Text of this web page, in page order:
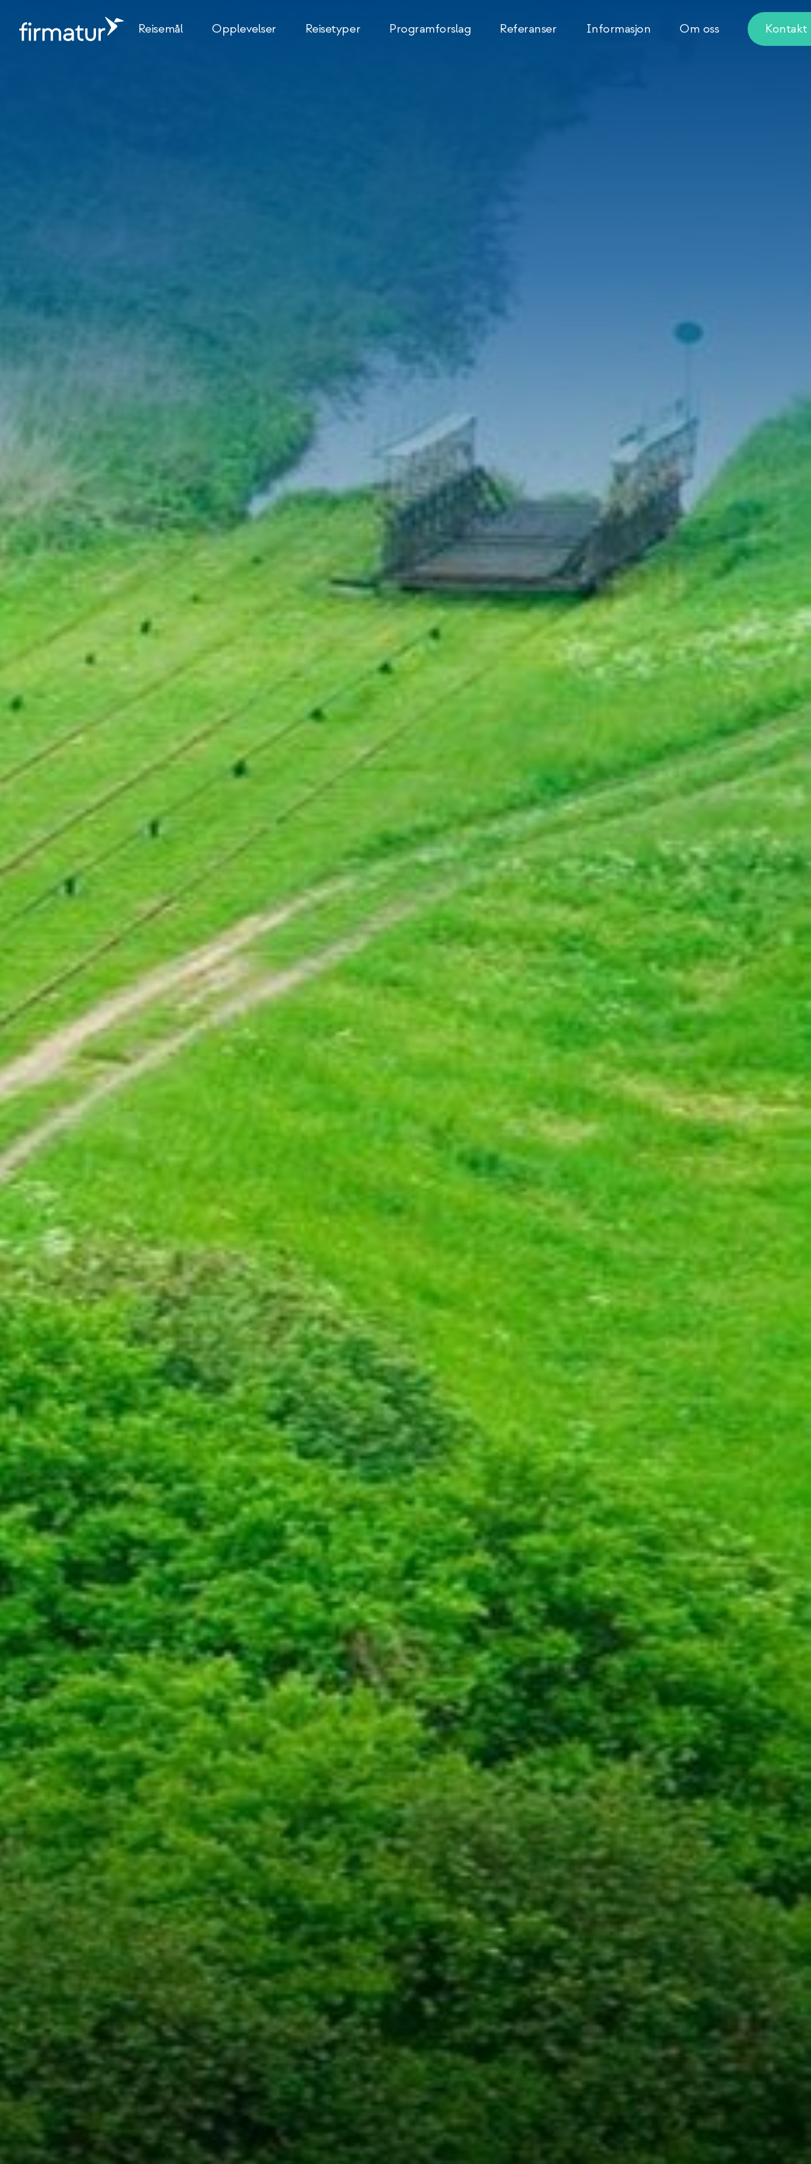
Reisemål Opplevelser Reisetyper Programforslag Referanser Informasjon Om oss Kontakt